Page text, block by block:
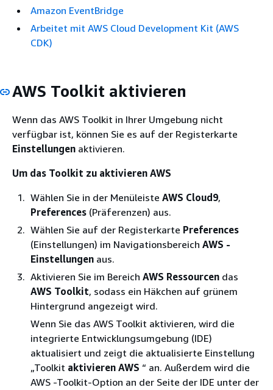
Amazon EventBridge
Arbeitet mit AWS Cloud Development Kit (AWS
CDK)
AWS Toolkit aktivieren
Wenn das AWS Toolkit in Ihrer Umgebung nicht
verfügbar ist, können Sie es auf der Registerkarte
Einstellungen aktivieren.
Um das Toolkit zu aktivieren AWS
Wählen Sie in der Menüleiste AWS Cloud9,
Preferences (Präferenzen) aus.
Wählen Sie auf der Registerkarte Preferences
(Einstellungen) im Navigationsbereich AWS -
Einstellungen aus.
Aktivieren Sie im Bereich AWS Ressourcen das
AWS Toolkit, sodass ein Häkchen auf grünem
Hintergrund angezeigt wird.
Wenn Sie das AWS Toolkit aktivieren, wird die
integrierte Entwicklungsumgebung (IDE)
aktualisiert und zeigt die aktualisierte Einstellung
„Toolkit aktivieren AWS “ an. Außerdem wird die
AWS -Toolkit-Option an der Seite der IDE unter der